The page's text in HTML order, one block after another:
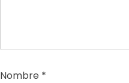
Nombre *